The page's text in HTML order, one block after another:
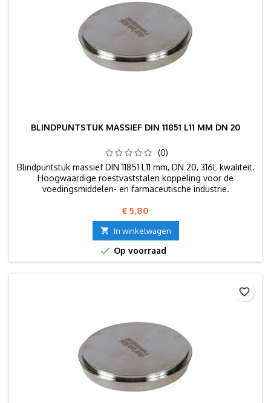
BLINDPUNTSTUK MASSIEF DIN 11851 L11 MM DN 20
(0)
Blindpuntstuk massief DIN 11851 L11 mm, DN 20, 316L kwaliteit.
Hoogwaardige roestvaststalen koppeling voor de
voedingsmiddelen- en farmaceutische industrie.
Prijs
€ 5,80
 In winkelwagen
 Op voorraad
favorite_border